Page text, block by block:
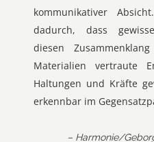
kommunikativer
dadurch, dass
diesen
Materialien vertraute
Haltungen und Kräfte
erkennbar im
– Harmonie/